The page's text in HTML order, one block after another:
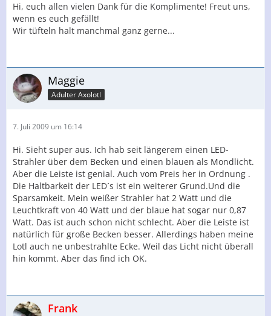
Hi, euch allen vielen Dank für die Komplimente! Freut uns,
wenn es euch gefällt!
Wir tüfteln halt manchmal ganz gerne...
Maggie
Adulter Axolotl
7. Juli 2009 um 16:14
Hi. Sieht super aus. Ich hab seit längerem einen LED-
Strahler über dem Becken und einen blauen als Mondlicht.
Aber die Leiste ist genial. Auch vom Preis her in Ordnung .
Die Haltbarkeit der LED´s ist ein weiterer Grund.Und die
Sparsamkeit. Mein weißer Strahler hat 2 Watt und die
Leuchtkraft von 40 Watt und der blaue hat sogar nur 0,87
Watt. Das ist auch schon nicht schlecht. Aber die Leiste ist
natürlich für große Becken besser. Allerdings haben meine
Lotl auch ne unbestrahlte Ecke. Weil das Licht nicht überall
hin kommt. Aber das find ich OK.
Frank